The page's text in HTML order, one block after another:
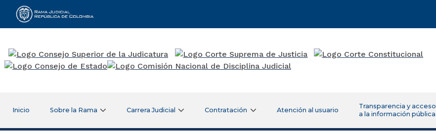
Rama Judicial
Inicio Sobre la Rama Carrera Judicial Contratación Atención al usuario
Transparencia y acceso
a la información pública